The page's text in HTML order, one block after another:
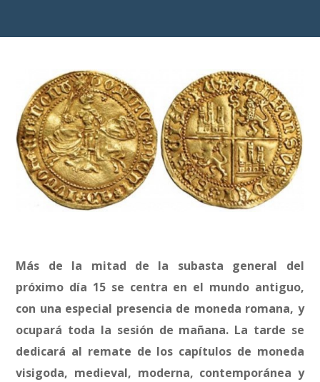
Más de la mitad de la subasta general del
próximo día 15 se centra en el mundo antiguo,
con una especial presencia de moneda romana, y
ocupará toda la sesión de mañana. La tarde se
dedicará al remate de los capítulos de moneda
visigoda, medieval, moderna, contemporánea y